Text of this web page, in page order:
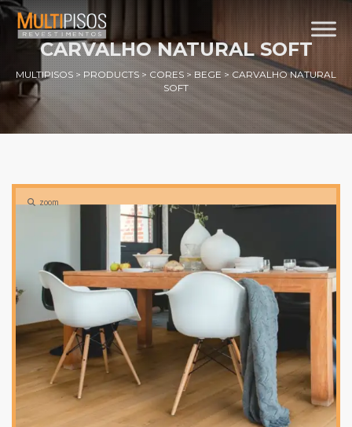
CARVALHO NATURAL SOFT
MULTIPISOS > PRODUCTS > CORES > BEGE > CARVALHO NATURAL
SOFT
zoom